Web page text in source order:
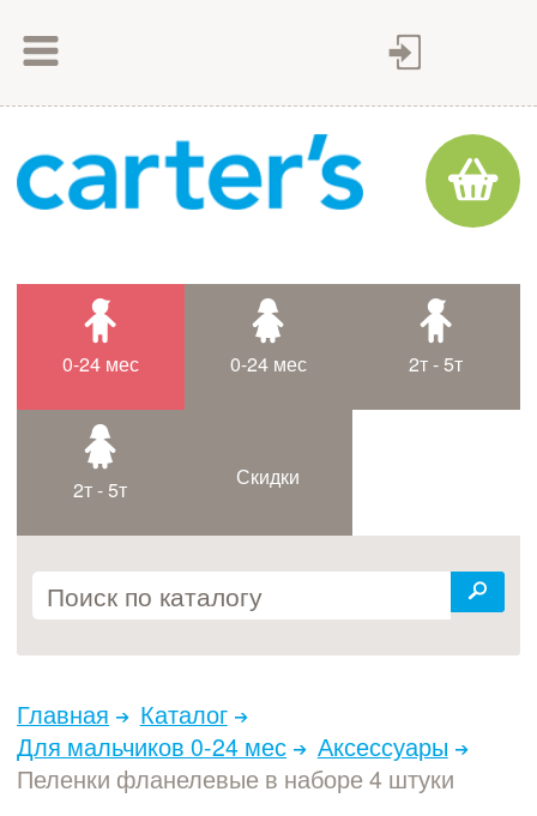
Как оплатить
Доставка товара
Контакты
0-24 мес 0-24 мес 2т - 5т
2т - 5т Скидки
Главная
Каталог
Для мальчиков 0-24 мес
Аксессуары
Пеленки фланелевые в наборе 4 штуки